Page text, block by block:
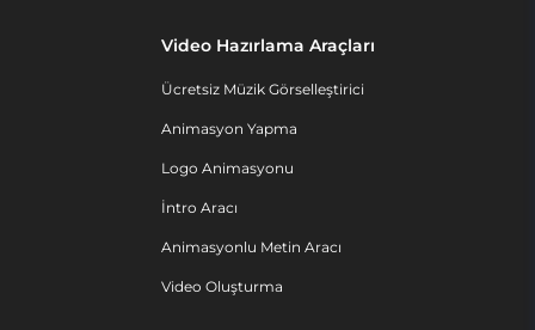
Video Hazırlama Araçları
Ücretsiz Müzik Görselleştirici
Animasyon Yapma
Logo Animasyonu
İntro Aracı
Animasyonlu Metin Aracı
Video Oluşturma